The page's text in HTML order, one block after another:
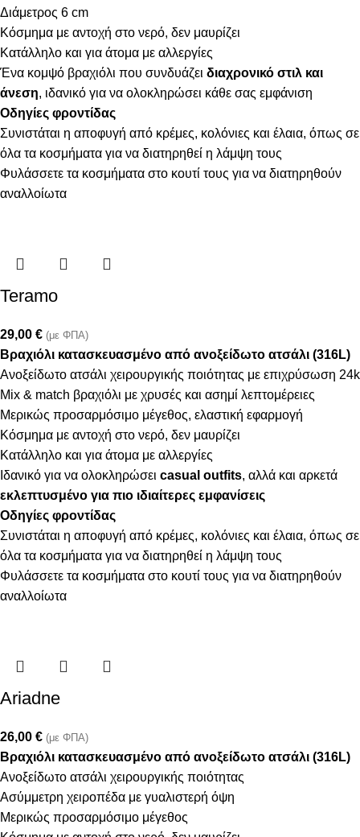
Διάμετρος 6 cm
Κόσμημα με αντοχή στο νερό, δεν μαυρίζει
Κατάλληλο και για άτομα με αλλεργίες
Ένα κομψό βραχιόλι που συνδυάζει διαχρονικό στιλ και
άνεση, ιδανικό για να ολοκληρώσει κάθε σας εμφάνιση
Οδηγίες φροντίδας
Συνιστάται η αποφυγή από κρέμες, κολόνιες και έλαια, όπως σε
όλα τα κοσμήματα για να διατηρηθεί η λάμψη τους
Φυλάσσετε τα κοσμήματα στο κουτί τους για να διατηρηθούν
αναλλοίωτα
Teramo
29,00 € (με ΦΠΑ)
Βραχιόλι κατασκευασμένο από ανοξείδωτο ατσάλι (316L)
Ανοξείδωτο ατσάλι χειρουργικής ποιότητας με επιχρύσωση 24k
Mix & match βραχιόλι με χρυσές και ασημί λεπτομέρειες
Μερικώς προσαρμόσιμο μέγεθος, ελαστική εφαρμογή
Κόσμημα με αντοχή στο νερό, δεν μαυρίζει
Κατάλληλο και για άτομα με αλλεργίες
Ιδανικό για να ολοκληρώσει casual outfits, αλλά και αρκετά
εκλεπτυσμένο για πιο ιδιαίτερες εμφανίσεις
Οδηγίες φροντίδας
Συνιστάται η αποφυγή από κρέμες, κολόνιες και έλαια, όπως σε
όλα τα κοσμήματα για να διατηρηθεί η λάμψη τους
Φυλάσσετε τα κοσμήματα στο κουτί τους για να διατηρηθούν
αναλλοίωτα
Ariadne
26,00 € (με ΦΠΑ)
Βραχιόλι κατασκευασμένο από ανοξείδωτο ατσάλι (316L)
Ανοξείδωτο ατσάλι χειρουργικής ποιότητας
Ασύμμετρη χειροπέδα με γυαλιστερή όψη
Μερικώς προσαρμόσιμο μέγεθος